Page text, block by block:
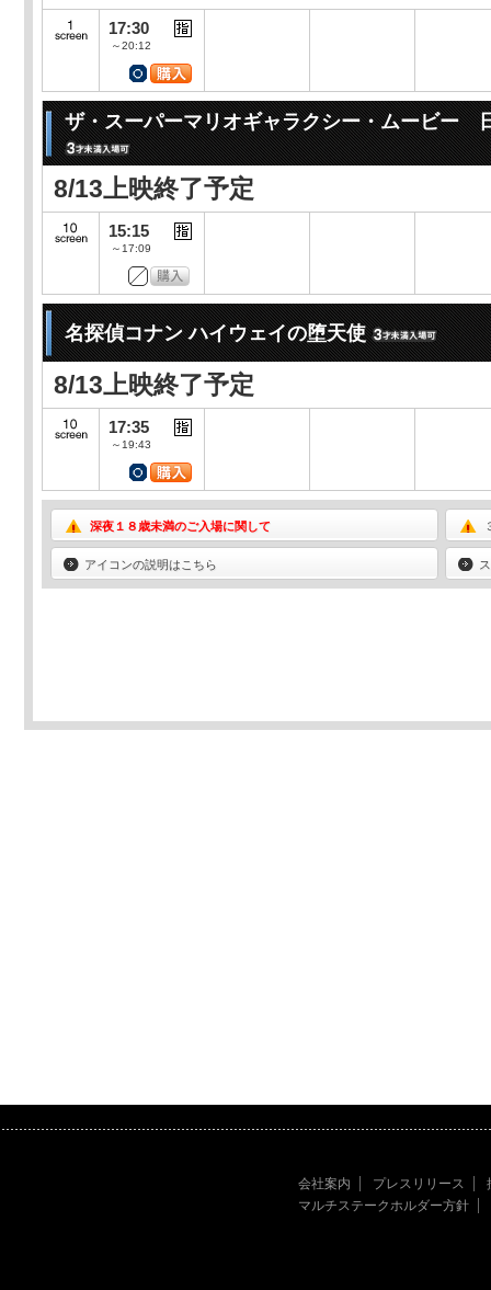
17:30
～20:12
ザ・スーパーマリオギャラクシー・ムービー
8/13上映終了予定
15:15
～17:09
名探偵コナン ハイウェイの堕天使
8/13上映終了予定
17:35
～19:43
深夜１８歳未満のご入場に関して
アイコンの説明はこちら
会社案内 プレスリリース
マルチステークホルダー方針